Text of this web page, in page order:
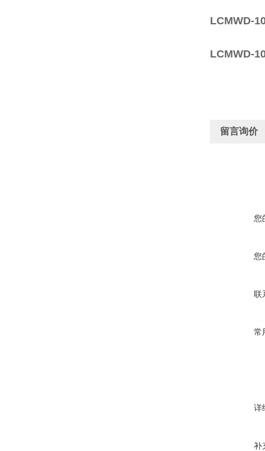
LCMWD-
LCMWD-
留言询价
您
您
联
常
详
补